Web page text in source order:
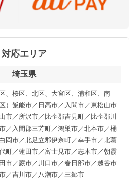
対応エリア
埼玉県
、桜区、北区、大宮区、浦和区、南
）飯能市／日高市／入間市／東松山市
市／所沢市／比企郡吉見町／比企郡川
／入間郡三芳町／鴻巣市／北本市／桶
岡市／北足立郡伊奈町／幸手市／北葛
町／蓮田市／富士見市／志木市／朝霞
市／蕨市／川口市／春日部市／越谷市
／吉川市／八潮市／三郷市